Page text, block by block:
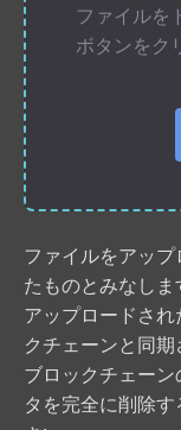
ファイルを
ボタンをク
ファイルをアップ
たものとみなしま
アップロードさ
クチェーンと同期
ブロックチェー
タを完全に削除